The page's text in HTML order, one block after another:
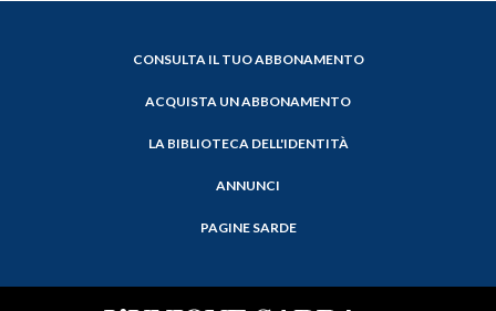
CONSULTA IL TUO ABBONAMENTO
ACQUISTA UN ABBONAMENTO
LA BIBLIOTECA DELL'IDENTITÀ
ANNUNCI
PAGINE SARDE